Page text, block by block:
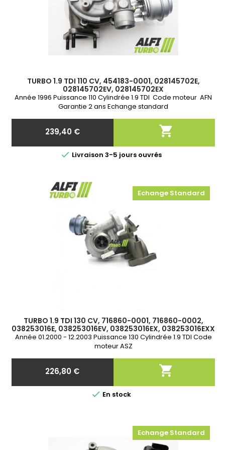
TURBO 1.9 TDI 110 CV, 454183-0001, 028145702E,
028145702EV, 028145702EX
Année 1996 Puissance 110 Cylindrée 1.9 TDI Code moteur AFN
Garantie 2 ans Echange standard
Prix
239,40 € 
 Livraison 3-5 jours ouvrés
Echange Standard
TURBO 1.9 TDI 130 CV, 716860-0001, 716860-0002,
038253016E, 038253016EV, 038253016EX, 038253016EXX
Année 01.2000 - 12.2003 Puissance 130 Cylindrée 1.9 TDI Code
moteur ASZ
Prix
226,80 € 
 En stock
Echange Standard